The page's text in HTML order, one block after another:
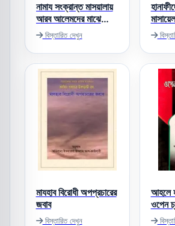
নামায সংক্রান্ত মাসয়ালায়
আরব আলেমদের মাঝে
মতবিরোধ
বিস্তারিত দেখুন
মাসায়েল
মাযহাব বিরোধী অপপ্রচারের
জবাব
বিস্তারিত দেখুন
আহলে
ওপেন